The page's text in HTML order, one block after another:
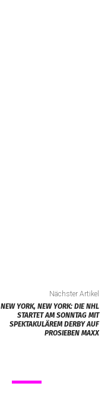
Nächster Artikel
NEW YORK, NEW YORK: DIE NHL
STARTET AM SONNTAG MIT
SPEKTAKULÄREM DERBY AUF
PROSIEBEN MAXX